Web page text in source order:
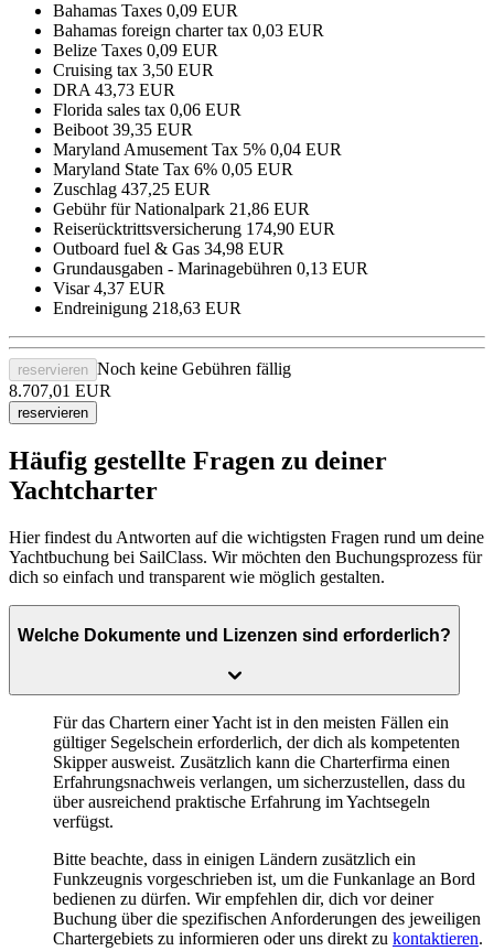
Bahamas Taxes 0,09 EUR
Bahamas foreign charter tax 0,03 EUR
Belize Taxes 0,09 EUR
Cruising tax 3,50 EUR
DRA43,73 EUR
Florida sales tax 0,06 EUR
Beiboot39,35 EUR
Maryland Amusement Tax 5% 0,04 EUR
Maryland State Tax 6% 0,05 EUR
Zuschlag 437,25 EUR
Gebühr für Nationalpark 21,86 EUR
Reiserücktrittsversicherung 174,90 EUR
Outboard fuel & Gas 34,98 EUR
Grundausgaben - Marinagebühren 0,13 EUR
Visar4,37 EUR
Endreinigung 218,63 EUR
reservieren Noch keine Gebühren fällig
8.707,01 EUR
reservieren
Häufig gestellte Fragen zu deiner
Yachtcharter
Hier findest du Antworten auf die wichtigsten Fragen rund um deine
Yachtbuchung bei SailClass. Wir möchten den Buchungsprozess für
dich so einfach und transparent wie möglich gestalten.
Welche Dokumente und Lizenzen sind erforderlich?
Für das Chartern einer Yacht ist in den meisten Fällen ein
gültiger Segelschein erforderlich, der dich als kompetenten
Skipper ausweist. Zusätzlich kann die Charterfirma einen
Erfahrungsnachweis verlangen, um sicherzustellen, dass du
über ausreichend praktische Erfahrung im Yachtsegeln
verfügst.
Bitte beachte, dass in einigen Ländern zusätzlich ein
Funkzeugnis vorgeschrieben ist, um die Funkanlage an Bord
bedienen zu dürfen. Wir empfehlen dir, dich vor deiner
Buchung über die spezifischen Anforderungen des jeweiligen
Chartergebiets zu informieren oder uns direkt zu kontaktieren.